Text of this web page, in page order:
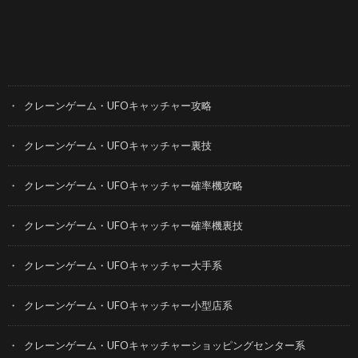
クレーンゲーム・UFOキャッチャー攻略
クレーンゲーム・UFOキャッチャー裏技
クレーンゲーム・UFOキャッチャー確率機攻略
クレーンゲーム・UFOキャッチャー確率機裏技
クレーンゲーム・UFOキャッチャー大手系
クレーンゲーム・UFOキャッチャー小型店系
クレーンゲーム・UFOキャッチャーショッピングセンター系